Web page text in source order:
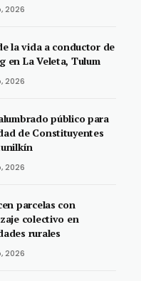
2026
la vida a conductor de
en La Veleta, Tulum
2026
público para
de Constituyentes
2026
parcelas con
colectivo en
rurales
2026